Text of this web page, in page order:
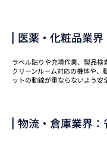
医薬・化粧品業
ラベル貼りや充填作業、製品検
クリーンルーム対応の機体や
ットの動線が重ならないよう安
物流・倉庫業界